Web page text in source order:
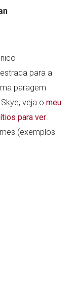
para a
paragem
veja omeu
para ver.
(exemplos